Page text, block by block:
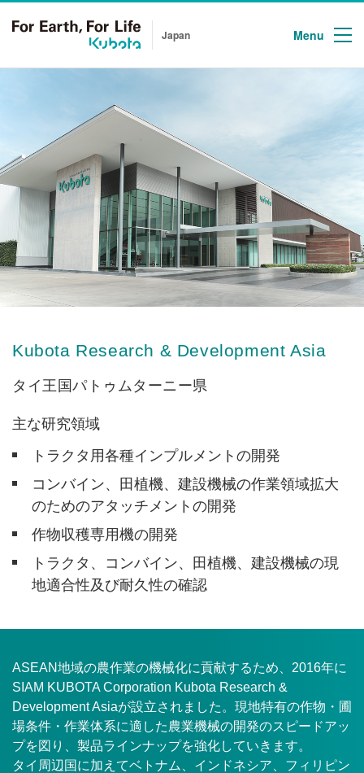
Japan Menu
Kubota Research & Development Asia
タイ王国パトゥムターニー県
主な研究領域
トラクタ用各種インプルメントの開発
コンバイン、田植機、建設機械の作業領域拡大
のためのアタッチメントの開発
作物収穫専用機の開発
トラクタ、コンバイン、田植機、建設機械の現
地適合性及び耐久性の確認
ASEAN地域の農作業の機械化に貢献するため、2016年に
SIAM KUBOTA Corporation Kubota Research &
Development Asiaが設立されました。現地特有の作物・圃
場条件・作業体系に適した農業機械の開発のスピードアッ
プを図り、製品ラインナップを強化していきます。
タイ周辺国に加えてベトナム、インドネシア、フィリピン